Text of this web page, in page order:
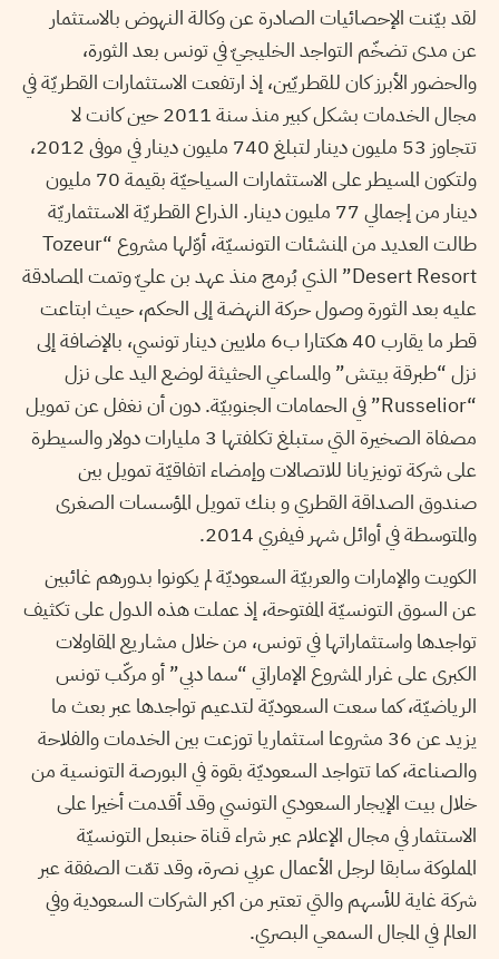
لقد بيّنت الإحصائيات الصادرة عن وكالة النهوض بالاستثمار
عن مدى تضخّم التواجد الخليجيّ في تونس بعد الثورة،
والحضور الأبرز كان للقطريّين، إذ ارتفعت الاستثمارات القطريّة في
مجال الخدمات بشكل كبير منذ سنة 2011 حين كانت لا
تتجاوز 53 مليون دينار لتبلغ 740 مليون دينار في موفى 2012،
ولتكون المسيطر على الاستثمارات السياحيّة بقيمة 70 مليون
دينار من إجمالي 77 مليون دينار. الذراع القطريّة الاستثماريّة
طالت العديد من المنشئات التونسيّة، أوّلها مشروع “Tozeur
Desert Resort” الذي بُرمج منذ عهد بن عليّ وتمت المصادقة
عليه بعد الثورة وصول حركة النهضة إلى الحكم، حيث ابتاعت
قطر ما يقارب 40 هكتارا ب6 ملايين دينار تونسي، بالإضافة إلى
نزل “طبرقة بيتش” والمساعي الحثيثة لوضع اليد على نزل
“Russelior” في الحمامات الجنوبيّة. دون أن نغفل عن تمويل
مصفاة الصخيرة التي ستبلغ تكلفتها 3 مليارات دولار والسيطرة
على شركة تونيزيانا للاتصالات وإمضاء اتفاقيّة تمويل بين
صندوق الصداقة القطري و بنك تمويل المؤسسات الصغرى
والمتوسطة في أوائل شهر فيفري 2014.
الكويت والإمارات والعربيّة السعوديّة لم يكونوا بدورهم غائبين
عن السوق التونسيّة المفتوحة، إذ عملت هذه الدول على تكثيف
تواجدها واستثماراتها في تونس، من خلال مشاريع المقاولات
الكبرى على غرار المشروع الإماراتي “سما دبي” أو مركّب تونس
الرياضيّة، كما سعت السعوديّة لتدعيم تواجدها عبر بعث ما
يزيد عن 36 مشروعا استثماريا توزعت بين الخدمات والفلاحة
والصناعة، كما تتواجد السعوديّة بقوة في البورصة التونسية من
خلال بيت الإيجار السعودي التونسي وقد أقدمت أخيرا على
الاستثمار في مجال الإعلام عبر شراء قناة حنبعل التونسيّة
المملوكة سابقا لرجل الأعمال عربي نصرة، وقد تمّت الصفقة عبر
شركة غاية للأسهم والتي تعتبر من اكبر الشركات السعودية وفي
العالم في المجال السمعي البصري.